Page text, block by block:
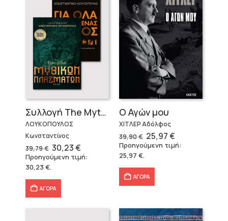
Συλλογή The Mythologist (2 βιβλία)
ΛΟΥΚΟΠΟΥΛΟΣ
Κωνσταντίνος
39,79€ Original
price
was:
39,79 €.
30,23€Η
τρέχουσα
τιμή
Προηγούμενη τιμή:
30,23€.
ΑΓΟΡΑ
Ο Αγών μου
ΧΙΤΛΕΡ Αδόλφος
39,90€ Original
price
was:
25,97€Η
τρέχουσα
τιμή
Προηγούμενη τιμή:
25,97 €.
ΑΓΟΡΑ